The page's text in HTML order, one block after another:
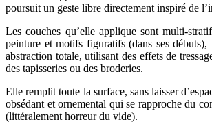
poursuit un geste libre directement inspiré de
Les couches qu’elle applique sont multi-
peinture et motifs figuratifs (dans ses
abstraction totale, utilisant des effets de
des tapisseries ou des broderies.
Elle remplit toute la surface, sans laisser
obsédant et ornemental qui se rapproche du
(littéralement horreur du vide).